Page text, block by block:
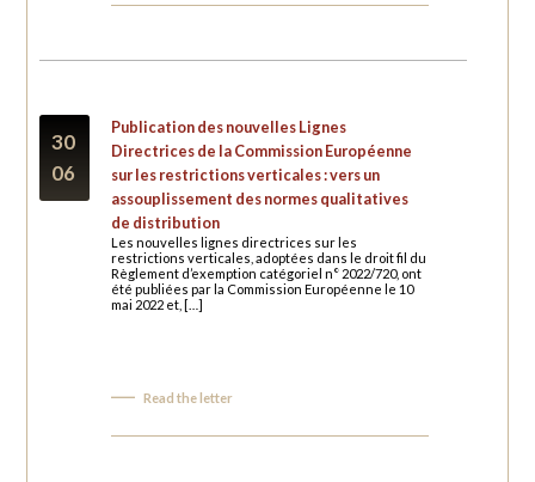
30
06
Publication des nouvelles Lignes
Directrices de la Commission Européenne
sur les restrictions verticales : vers un
assouplissement des normes qualitatives
de distribution
Les nouvelles lignes directrices sur les
restrictions verticales, adoptées dans le droit fil du
Règlement d’exemption catégoriel n° 2022/720, ont
été publiées par la Commission Européenne le 10
mai 2022 et, […]
Read the letter